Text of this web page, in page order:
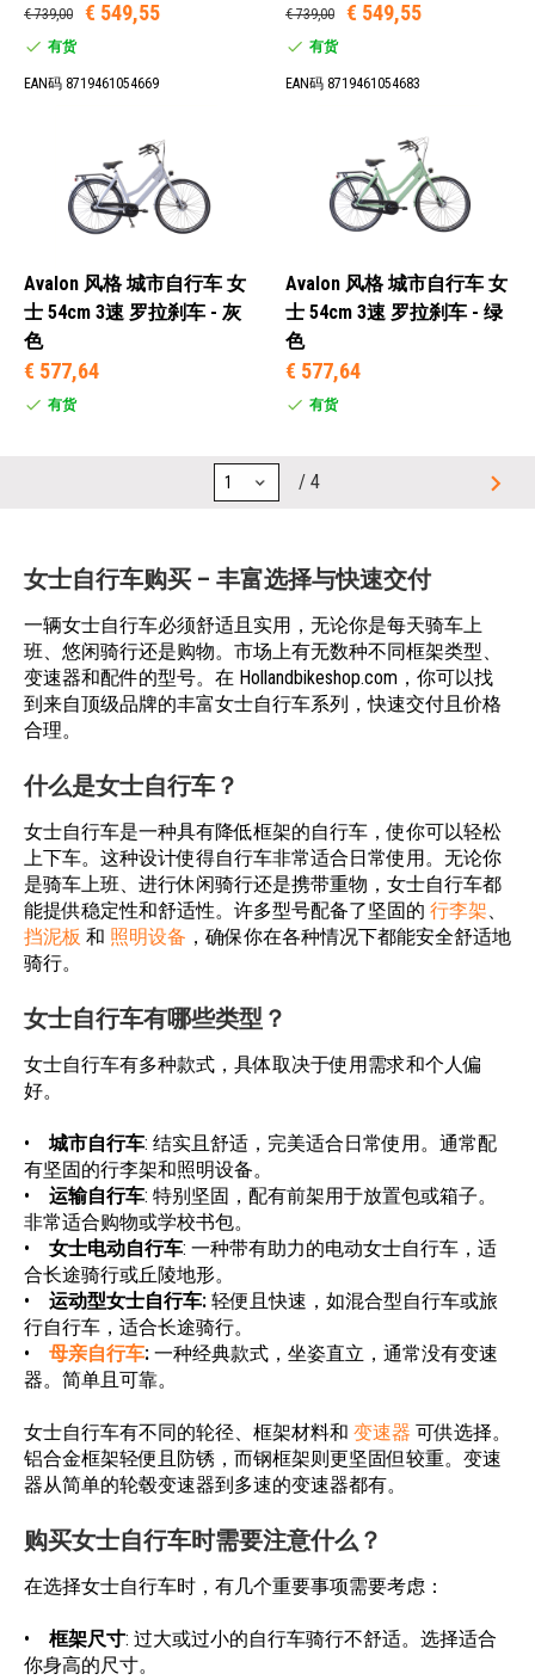
€ 739,00 € 549,55
有货
EAN码 8719461054669
€ 739,00 € 549,55
有货
EAN码 8719461054683
Avalon 风格 城市自行车 女
士 54cm 3速 罗拉刹车 - 灰
色
€ 577,64
有货
Avalon 风格 城市自行车 女
士 54cm 3速 罗拉刹车 - 绿
色
€ 577,64
有货
/ 4
女士自行车购买 – 丰富选择与快速交付
一辆女士自行车必须舒适且实用，无论你是每天骑车上
班、悠闲骑行还是购物。市场上有无数种不同框架类型、
变速器和配件的型号。在 Hollandbikeshop.com，你可以找
到来自顶级品牌的丰富女士自行车系列，快速交付且价格
合理。
什么是女士自行车？
女士自行车是一种具有降低框架的自行车，使你可以轻松
上下车。这种设计使得自行车非常适合日常使用。无论你
是骑车上班、进行休闲骑行还是携带重物，女士自行车都
能提供稳定性和舒适性。许多型号配备了坚固的 行李架、
挡泥板 和 照明设备 ，确保你在各种情况下都能安全舒适地
骑行。
女士自行车有哪些类型？
女士自行车有多种款式，具体取决于使用需求和个人偏
好。
• 城市自行车: 结实且舒适，完美适合日常使用。通常配
有坚固的行李架和照明设备。
• 运输自行车: 特别坚固，配有前架用于放置包或箱子。
非常适合购物或学校书包。
• 女士电动自行车: 一种带有助力的电动女士自行车，适
合长途骑行或丘陵地形。
• 运动型女士自行车: 轻便且快速，如混合型自行车或旅
行自行车，适合长途骑行。
• 母亲自行车: 一种经典款式，坐姿直立，通常没有变速
器。简单且可靠。
女士自行车有不同的轮径、框架材料和 变速器 可供选择。
铝合金框架轻便且防锈，而钢框架则更坚固但较重。变速
器从简单的轮毂变速器到多速的变速器都有。
购买女士自行车时需要注意什么？
在选择女士自行车时，有几个重要事项需要考虑：
• 框架尺寸: 过大或过小的自行车骑行不舒适。选择适合
你身高的尺寸。